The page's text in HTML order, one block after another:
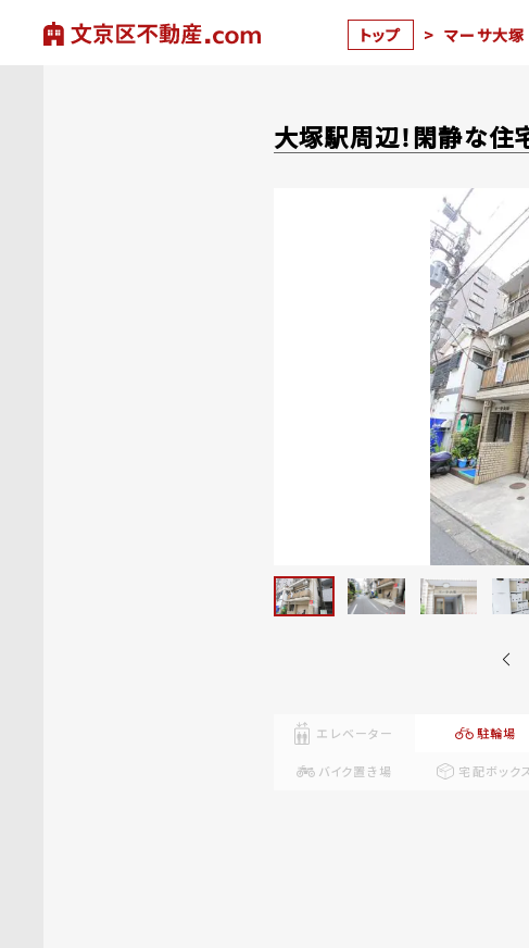
トップ > マーサ大塚
大塚駅周辺！閑静な住
エレベーター 駐輪場
バイク置き場 宅配ボックス